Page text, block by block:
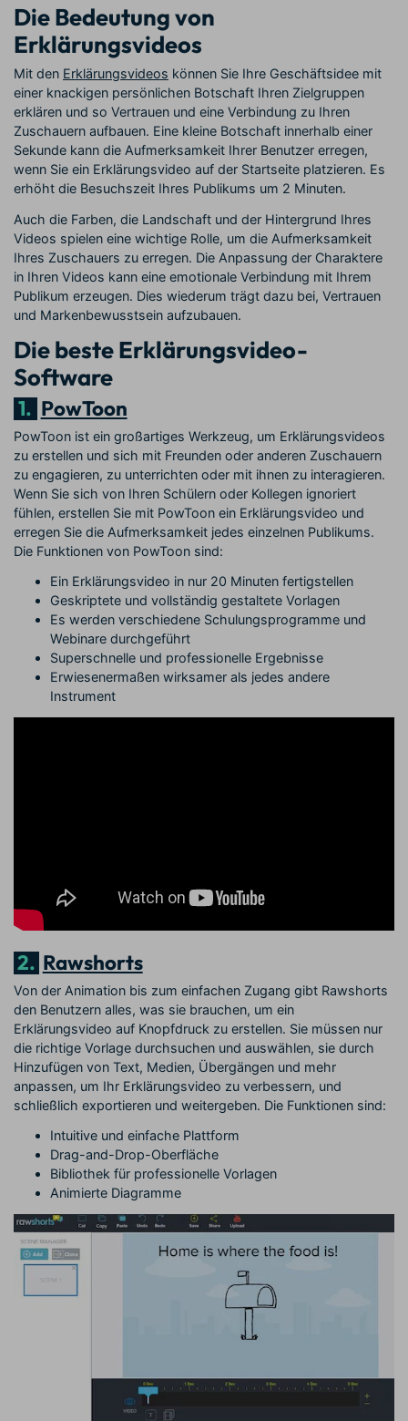
Die Bedeutung von
Erklärungsvideos
Mit den Erklärungsvideos können Sie Ihre Geschäftsidee mit
einer knackigen persönlichen Botschaft Ihren Zielgruppen
erklären und so Vertrauen und eine Verbindung zu Ihren
Zuschauern aufbauen. Eine kleine Botschaft innerhalb einer
Sekunde kann die Aufmerksamkeit Ihrer Benutzer erregen,
wenn Sie ein Erklärungsvideo auf der Startseite platzieren. Es
erhöht die Besuchszeit Ihres Publikums um 2 Minuten.
Auch die Farben, die Landschaft und der Hintergrund Ihres
Videos spielen eine wichtige Rolle, um die Aufmerksamkeit
Ihres Zuschauers zu erregen. Die Anpassung der Charaktere
in Ihren Videos kann eine emotionale Verbindung mit Ihrem
Publikum erzeugen. Dies wiederum trägt dazu bei, Vertrauen
und Markenbewusstsein aufzubauen.
Die beste Erklärungsvideo-
Software
1. PowToon
PowToon ist ein großartiges Werkzeug, um Erklärungsvideos
zu erstellen und sich mit Freunden oder anderen Zuschauern
zu engagieren, zu unterrichten oder mit ihnen zu interagieren.
Wenn Sie sich von Ihren Schülern oder Kollegen ignoriert
fühlen, erstellen Sie mit PowToon ein Erklärungsvideo und
erregen Sie die Aufmerksamkeit jedes einzelnen Publikums.
Die Funktionen von PowToon sind:
Ein Erklärungsvideo in nur 20 Minuten fertigstellen
Geskriptete und vollständig gestaltete Vorlagen
Es werden verschiedene Schulungsprogramme und
Webinare durchgeführt
Superschnelle und professionelle Ergebnisse
Erwiesenermaßen wirksamer als jedes andere
Instrument
2. Rawshorts
Von der Animation bis zum einfachen Zugang gibt Rawshorts
den Benutzern alles, was sie brauchen, um ein
Erklärungsvideo auf Knopfdruck zu erstellen. Sie müssen nur
die richtige Vorlage durchsuchen und auswählen, sie durch
Hinzufügen von Text, Medien, Übergängen und mehr
anpassen, um Ihr Erklärungsvideo zu verbessern, und
schließlich exportieren und weitergeben. Die Funktionen sind:
Intuitive und einfache Plattform
Drag-and-Drop-Oberfläche
Bibliothek für professionelle Vorlagen
Animierte Diagramme